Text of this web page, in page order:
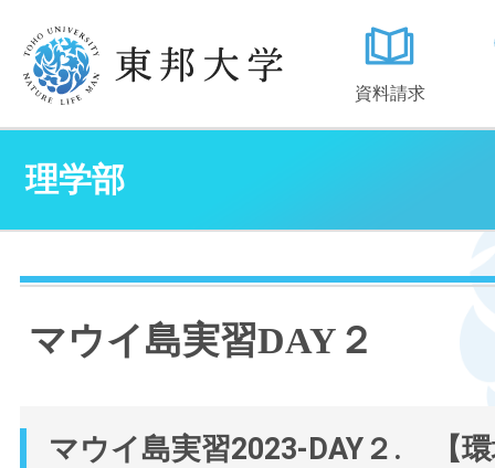
資料請求
理学部
マウイ島実習DAY２
マウイ島実習2023-DAY２. 【